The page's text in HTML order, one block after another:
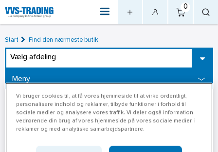
0
Start Find den nærmeste butik
Vælg afdeling
Meny
Vi bruger cookies til, at få vores hjemmeside til at virke ordentligt,
personalisere indhold og reklamer, tilbyde funktioner i forhold til
sociale medier og analysere vores traffik. Vi deler også information
vedrørende din brug af vores hjemmeside på vores sociale medier, i
reklamer og med analytiske samarbejdspartnere.